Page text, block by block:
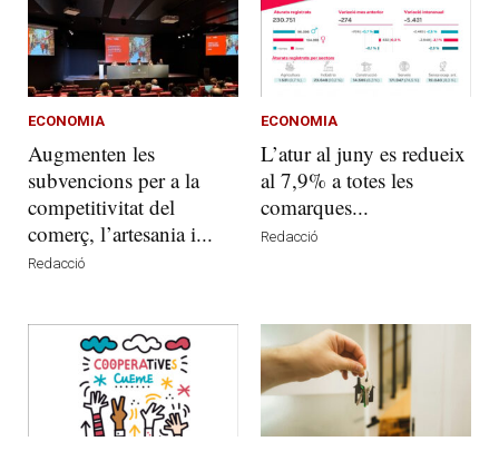
ECONOMIA
Augmenten les
subvencions per a la
competitivitat del
comerç, l’artesania i...
Redacció
ECONOMIA
L’atur al juny es redueix
al 7,9% a totes les
comarques...
Redacció